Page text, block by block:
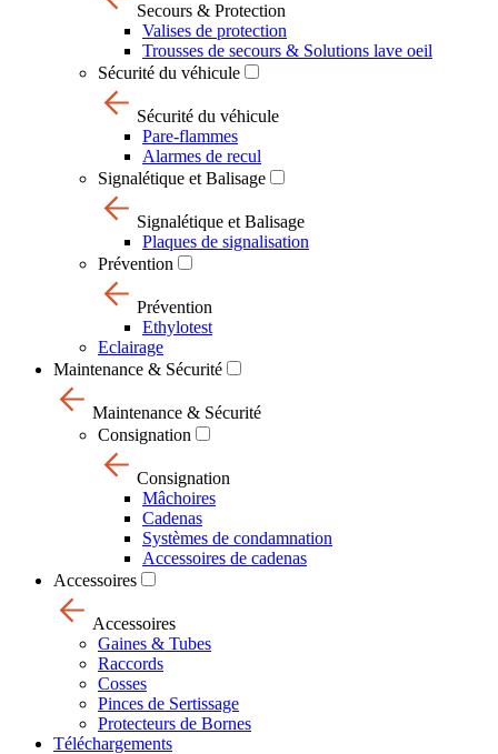
Secours & Protection
Valises de protection
Trousses de secours & Solutions lave oeil
Sécurité du véhicule
Sécurité du véhicule
Pare-flammes
Alarmes de recul
Signalétique et Balisage
Signalétique et Balisage
Plaques de signalisation
Prévention
Prévention
Ethylotest
Eclairage
Maintenance & Sécurité
Maintenance & Sécurité
Consignation
Consignation
Mâchoires
Cadenas
Systèmes de condamnation
Accessoires de cadenas
Accessoires
Accessoires
Gaines & Tubes
Raccords
Cosses
Pinces de Sertissage
Protecteurs de Bornes
Téléchargements